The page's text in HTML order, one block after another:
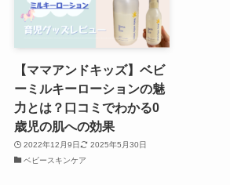
【ママアンドキッズ】ベビ
ーミルキーローションの魅
力とは？口コミでわかる0
歳児の肌への効果
2022年12月9日
2025年5月30日
ベビースキンケア